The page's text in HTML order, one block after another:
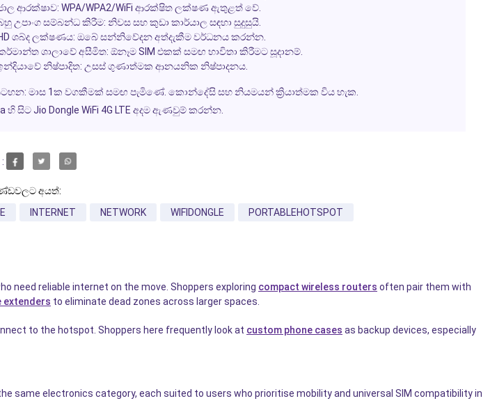
ආරක්ෂාව: WPA/WPA2/WiFi ආරක්ෂිත ලක්ෂණ ඇතුළත් වේ.
උපාංග සම්බන්ධ කිරීම: නිවස සහ කුඩා කාර්යාල සඳහා සුදුසුයි.
ශබ්ද ලක්ෂණය: ඔබේ සන්නිවේදන අත්දැකීම වර්ධනය කරන්න.
ශාලාවේ අසීමිත: ඕනෑම SIM එකක් සමඟ භාවිතා කිරීමට සූදානම්.
නිෂ්පාදිත: උසස් ගුණාත්මක ආනයනික නිෂ්පාදනය.
මාස 1ක වගකීමක් සමඟ පැමිණේ. කොන්දේසි සහ නියමයන් ක්‍රියාත්මක විය හැක.
හි සිට Jio Dongle WiFi 4G LTE අදම ඇණවුම් කරන්න.
අයත්:
INTERNET NETWORK WIFIDONGLE PORTABLEHOTSPOT
need reliable internet on the move. Shoppers exploring compact wireless routers often pair them with
extenders to eliminate dead zones across larger spaces.
to the hotspot. Shoppers here frequently look at custom phone cases as backup devices, especially
electronics category, each suited to users who prioritise mobility and universal SIM compatibility in